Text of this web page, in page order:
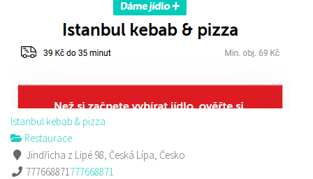
Istanbul kebab & pizza
Restaurace
Jindřicha z Lipé 98, Česká Lípa, Česko
777668871777668871